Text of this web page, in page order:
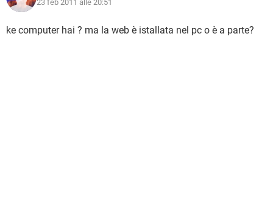
23 feb 2011 alle 20:51
ke computer hai ? ma la web è istallata nel pc o è a parte?